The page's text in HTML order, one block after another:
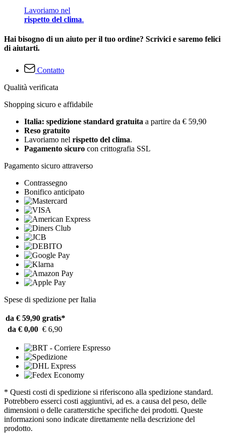
Lavoriamo nel
rispetto del clima.
Hai bisogno di un aiuto per il tuo ordine? Scrivici e saremo felici
di aiutarti.
Contatto
Qualità verificata
Shopping sicuro e affidabile
Italia: spedizione standard gratuita a partire da € 59,90
Reso gratuito
Lavoriamo nel rispetto del clima.
Pagamento sicuro con crittografia SSL
Pagamento sicuro attraverso
Contrassegno
Bonifico anticipato
Spese di spedizione per Italia
da € 59,90 gratis*
da € 0,00 € 6,90
* Questi costi di spedizione si riferiscono alla spedizione standard.
Potrebbero esserci costi aggiuntivi, ad es. a causa del peso, delle
dimensioni o delle caratterstiche specifiche dei prodotti. Queste
informazioni sono indicate direttamente nella descrizione del
prodotto.